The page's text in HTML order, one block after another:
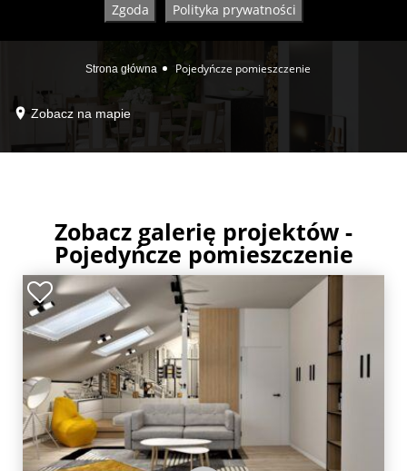
Strona główna Pojedyńcze pomieszczenie
Zobacz na mapie
Zobacz galerię projektów -
Pojedyńcze pomieszczenie
Zgoda Polityka prywatności